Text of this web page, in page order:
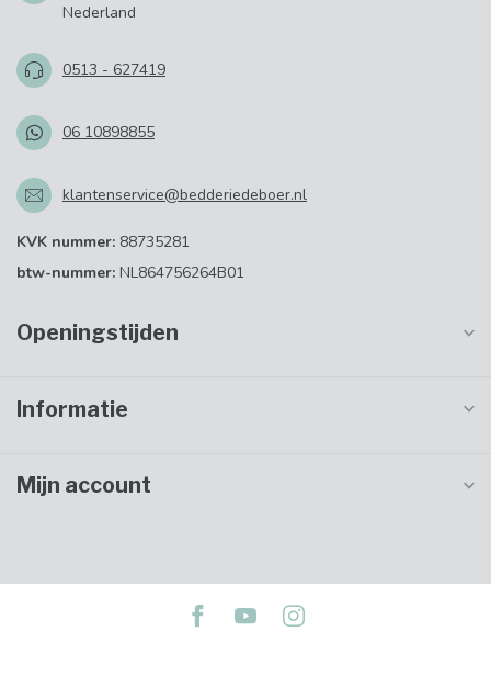
Nederland
0513 - 627419
06 10898855
klantenservice@bedderiedeboer.nl
KVK nummer: 88735281
btw-nummer: NL864756264B01
Openingstijden
Informatie
Mijn account